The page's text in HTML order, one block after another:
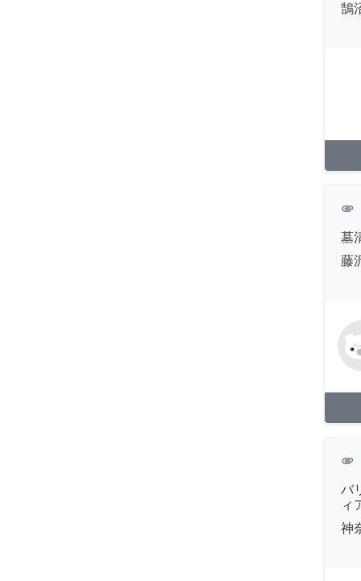
鵠
attachment
墓
藤
attachment
バ
ィ
神